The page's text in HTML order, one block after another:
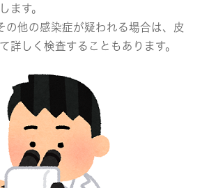
ます。
の他の感染症が疑われる場合は、皮
詳しく検査することもあります。